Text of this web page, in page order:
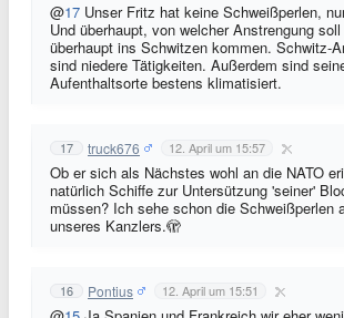
@17 Unser Fritz hat keine Schweißperlen,
Und überhaupt, von welcher Anstrengung
überhaupt ins Schwitzen kommen. Schwitz-
sind niedere Tätigkeiten. Außerdem sind
Aufenthaltsorte bestens klimatisiert.
17 truck676 12. April um 15:57
Ob er sich als Nächstes wohl an die NATO
natürlich Schiffe zur Untersützung 'seiner'
müssen? Ich sehe schon die Schweißperlen
unseres Kanzlers.🫣
16 Pontius 12. April um 15:51